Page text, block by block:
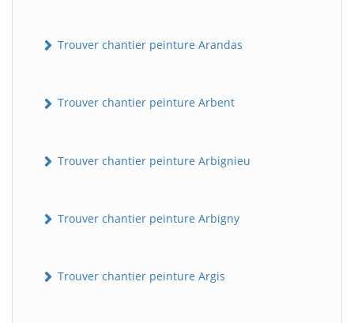
Trouver chantier peinture Arandas
Trouver chantier peinture Arbent
Trouver chantier peinture Arbignieu
Trouver chantier peinture Arbigny
Trouver chantier peinture Argis